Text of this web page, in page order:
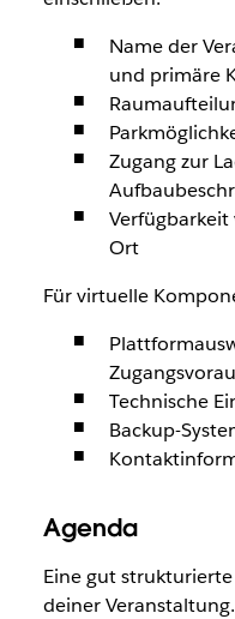
Name der
und primäre
Zugang zur
Ort
Für virtuelle
Technische
Backup-
Agenda
Eine gut
deiner